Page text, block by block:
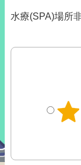
水療(SPA)場所